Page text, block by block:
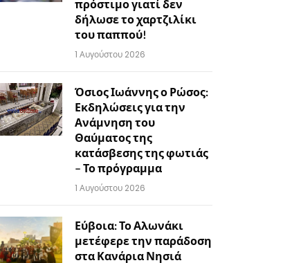
πρόστιμο γιατί δεν
δήλωσε το χαρτζιλίκι
του παππού!
1 Αυγούστου 2026
Όσιος Ιωάννης ο Ρώσος:
Εκδηλώσεις για την
Ανάμνηση του
Θαύματος της
κατάσβεσης της φωτιάς
– Το πρόγραμμα
1 Αυγούστου 2026
Εύβοια: Το Αλωνάκι
μετέφερε την παράδοση
στα Κανάρια Νησιά